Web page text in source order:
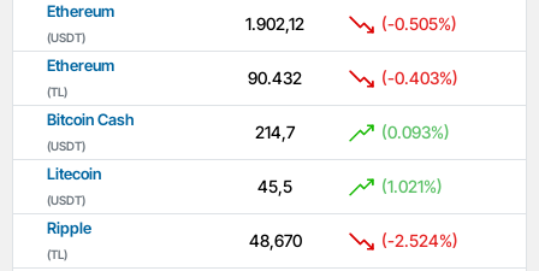
Ethereum
(USDT)
1.902,12 (-0.505%)
Ethereum
(TL)
90.432 (-0.403%)
Bitcoin Cash
(USDT)
214,7 (0.093%)
Litecoin
(USDT)
45,5 (1.021%)
Ripple
(TL)
48,670 (-2.524%)